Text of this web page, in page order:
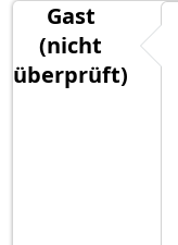
Gast
(nicht
überprüft)